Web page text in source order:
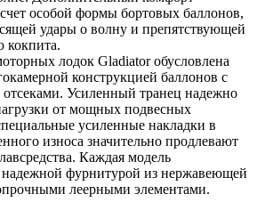
счет особой формы бортовых баллонов,
удары о волну и препятствующей
кокпита.
лодок Gladiator обусловлена
конструкцией баллонов с
Усиленный транец надежно
от мощных подвесных
усиленные накладки в
износа значительно продлевают
Каждая модель
надежной фурнитурой из нержавеющей
леерными элементами.